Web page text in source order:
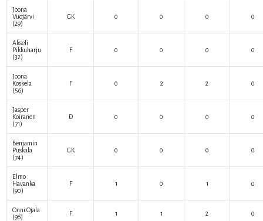
Joona
Vuojärvi
(29)
GK 0 0 0 0
Akseli
Pikkuharju
(32)
F 0 0 0 0
Joona
Koskela
(56)
F 0 2 2 0
Jasper
Koiranen
(71)
D 0 0 0 0
Benjamin
Puskala
(74)
GK 0 0 0 0
Elmo
Havanka
(90)
F 1 0 1 0
Onni Ojala
(96)
F 1 1 2 0